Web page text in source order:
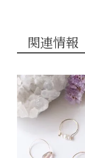
関連情報